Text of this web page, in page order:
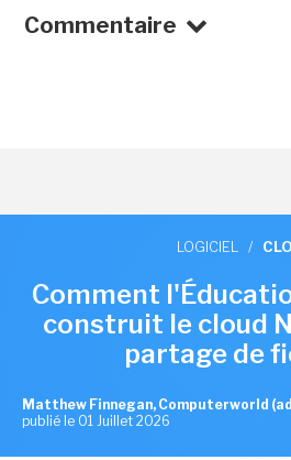
Commentaire
LOGICIEL /
Comment
construit le cloud
partage de
Matthew Finnegan, Computerworld
publié le 01 Juillet 2026